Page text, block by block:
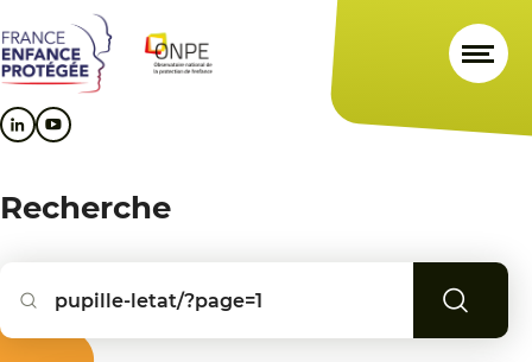
au
contenu
principal
au
menu
principal
au
pied
de
Recherche